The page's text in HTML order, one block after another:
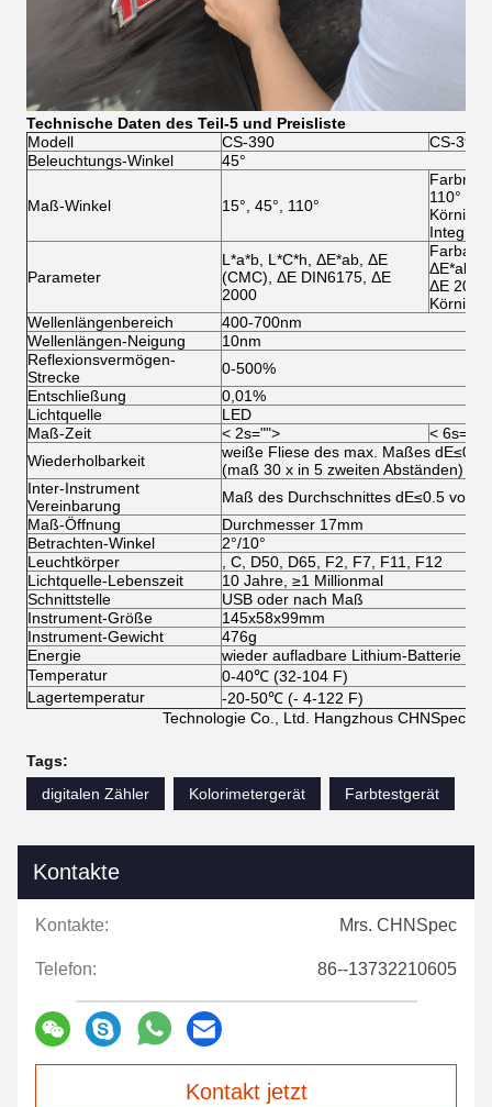
Technische Daten des Teil-5 und Preisliste
Modell
CS-390
CS-392
Beleuchtungs-Winkel
45°
Maß-Winkel 15°, 45°, 110°
110°
Parameter
L*a*b, L*C*h, ΔE*ab, ΔE
(CMC), ΔE DIN6175, ΔE
2000
Farbart-
ΔE*ab,
ΔE 2000
Wellenlängenbereich
400-700nm
Wellenlängen-Neigung
10nm
Reflexionsvermögen-
Strecke
0-500%
Entschließung
0,01%
Lichtquelle
LED
Maß-Zeit
< 2s="">
< 6s="">
Wiederholbarkeit
weiße Fliese des max. Maßes
(maß 30 x in 5 zweiten Abständen)
Inter-Instrument
Vereinbarung
Maß des Durchschnittes dE≤0.5 von
Maß-Öffnung
Durchmesser 17mm
Betrachten-Winkel
2°/10°
Leuchtkörper
, C, D50, D65, F2, F7, F11, F12
Lichtquelle-Lebenszeit
10 Jahre, ≥1 Millionmal
Schnittstelle
USB oder nach Maß
Instrument-Größe
145x58x99mm
Instrument-Gewicht
476g
Energie
wieder aufladbare Lithium-Batterie
Temperatur
0-40℃ (32-104 F)
Lagertemperatur
-20-50℃ (- 4-122 F)
Technologie Co., Ltd. Hangzhous CHNSpec
Tags:
digitalen Zähler
Kolorimetergerät Farbtestgerät
Kontakte
Kontakte: Mrs. CHNSpec
Telefon: 86--13732210605
Kontakt jetzt